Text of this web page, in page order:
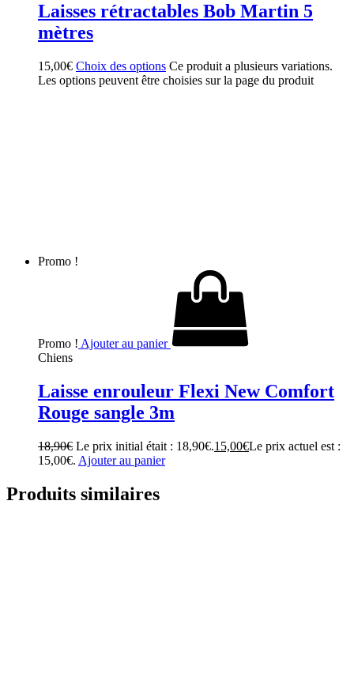
Laisses rétractables Bob Martin 5
mètres
15,00€ Choix des options Ce produit a plusieurs variations.
Les options peuvent être choisies sur la page du produit
Promo !
Promo ! Ajouter au panier
Chiens
Laisse enrouleur Flexi New Comfort
Rouge sangle 3m
18,90€ Le prix initial était : 18,90€.15,00€Le prix actuel est :
15,00€. Ajouter au panier
Produits similaires